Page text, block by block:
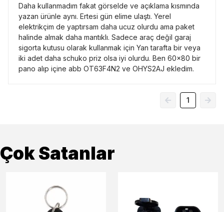
Daha kullanmadım fakat görselde ve açıklama kısmında
yazan ürünle aynı. Ertesi gün elime ulaştı. Yerel
elektrikçim de yaptırsam daha ucuz olurdu ama paket
halinde almak daha mantıklı. Sadece araç değil garaj
sigorta kutusu olarak kullanmak için Yan tarafta bir veya
iki adet daha schuko priz olsa iyi olurdu. Ben 60x80 bir
pano alıp içine abb OT63F4N2 ve OHYS2AJ ekledim.
1
Çok Satanlar